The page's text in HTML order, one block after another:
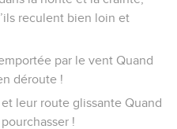
reculent bien loin et
par le vent Quand
déroute !
leur route glissante Quand
!